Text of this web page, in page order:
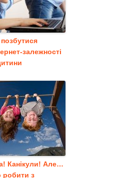
залежності
Канікули! Але…
робити з